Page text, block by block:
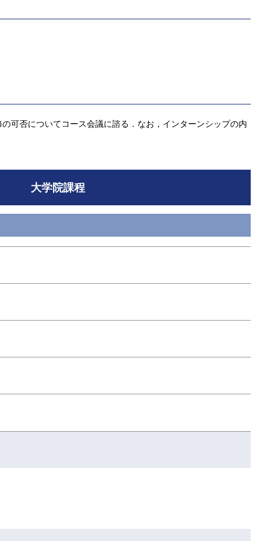
可否についてコース会議に諮る．なお，インターンシップの内
大学院課程